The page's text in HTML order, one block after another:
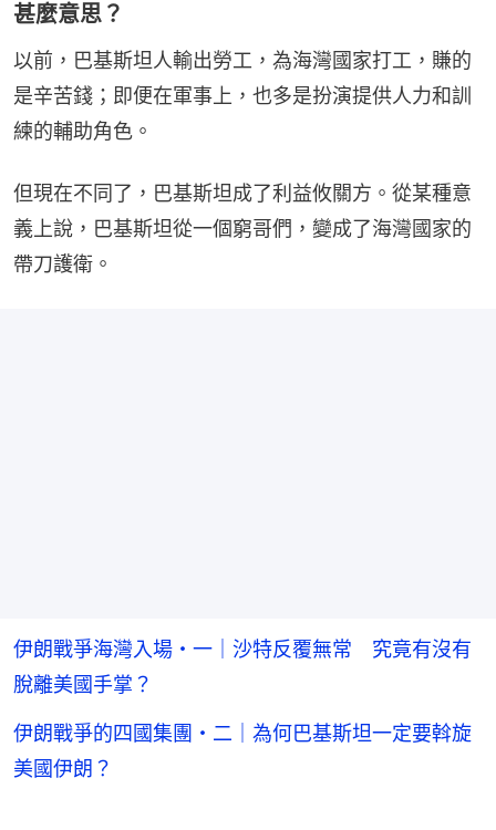
甚麼意思？
以前，巴基斯坦人輸出勞工，為海灣國家打工，賺的
是辛苦錢；即便在軍事上，也多是扮演提供人力和訓
練的輔助角色。
但現在不同了，巴基斯坦成了利益攸關方。從某種意
義上說，巴基斯坦從一個窮哥們，變成了海灣國家的
帶刀護衛。
伊朗戰爭海灣入場・一｜沙特反覆無常 究竟有沒有
脫離美國手掌？
伊朗戰爭的四國集團・二｜為何巴基斯坦一定要斡旋
美國伊朗？